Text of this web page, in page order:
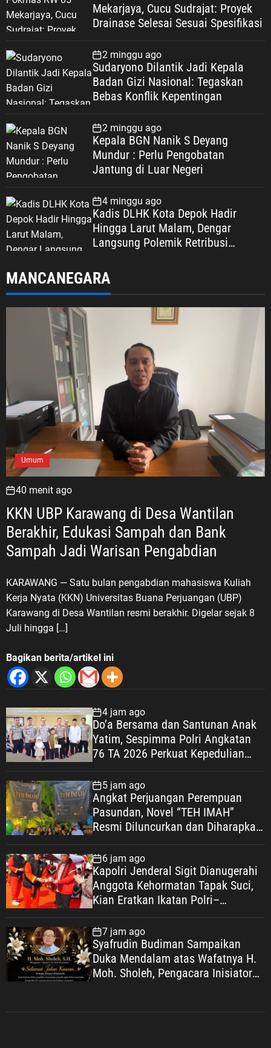
Mekarjaya, Cucu Sudrajat: Proyek
Drainase Selesai Sesuai Spesifikasi
2 minggu ago
Sudaryono Dilantik Jadi Kepala
Badan Gizi Nasional: Tegaskan
Bebas Konflik Kepentingan
2 minggu ago
Kepala BGN Nanik S Deyang
Mundur : Perlu Pengobatan
Jantung di Luar Negeri
4 minggu ago
Kadis DLHK Kota Depok Hadir
Hingga Larut Malam, Dengar
Langsung Polemik Retribusi
MANCANEGARA
Umum
40 menit ago
KKN UBP Karawang di Desa Wantilan
Berakhir, Edukasi Sampah dan Bank
Sampah Jadi Warisan Pengabdian
KARAWANG — Satu bulan pengabdian mahasiswa Kuliah
Kerja Nyata (KKN) Universitas Buana Perjuangan (UBP)
Karawang di Desa Wantilan resmi berakhir. Digelar sejak 8
Juli hingga […]
Bagikan berita/artikel ini
4 jam ago
Do’a Bersama dan Santunan Anak
Yatim, Sespimma Polri Angkatan
76 TA 2026 Perkuat Kepedulian
5 jam ago
Angkat Perjuangan Perempuan
Pasundan, Novel “TEH IMAH”
Resmi Diluncurkan dan Diharapkan
6 jam ago
Kapolri Jenderal Sigit Dianugerahi
Anggota Kehormatan Tapak Suci,
Kian Eratkan Ikatan Polri–
7 jam ago
Syafrudin Budiman Sampaikan
Duka Mendalam atas Wafatnya H.
Moh. Sholeh, Pengacara Inisiator